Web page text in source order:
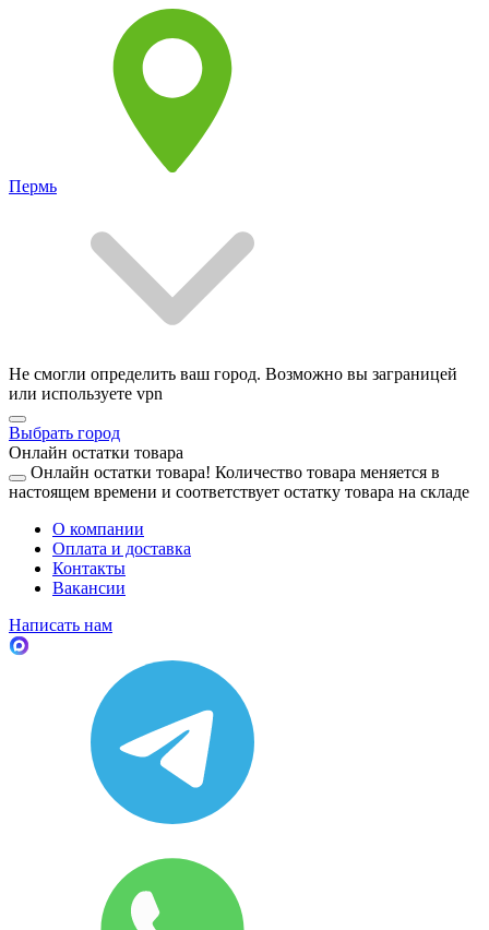
Пермь
Не смогли определить ваш город. Возможно вы заграницей
или используете vpn
Выбрать город
Онлайн остатки товара
Онлайн остатки товара! Количество товара меняется в
настоящем времени и соответствует остатку товара на складе
О компании
Оплата и доставка
Контакты
Вакансии
Написать нам